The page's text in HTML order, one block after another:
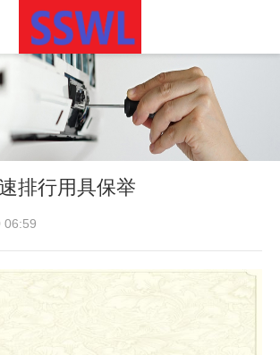
排行用具保举
06:59